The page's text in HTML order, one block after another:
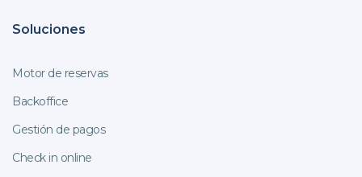
Soluciones
Motor de reservas
Backoffice
Gestión de pagos
Check in online